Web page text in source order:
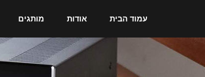
עמוד הבית אודות מותגים